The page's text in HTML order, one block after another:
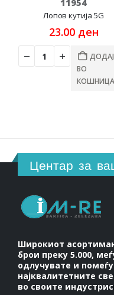
11954
Лопов кутија 5G
23.00 ден
ДОДАЈ
ВО
КОШНИЦА
Центар за
Широкиот
брои преку 5.000,
одлучувате и
најквалитетните
во своите